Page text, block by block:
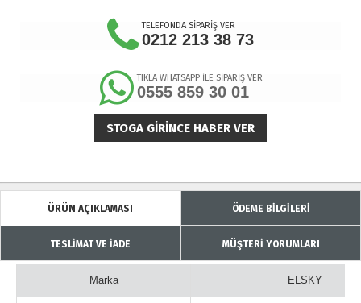
TELEFONDA SİPARİŞ VER
0212 213 38 73
TIKLA WHATSAPP İLE SİPARİŞ VER
0555 859 30 01
STOGA GIRINCE HABER VER
ÜRÜN AÇIKLAMASI ÖDEME BİLGİLERİ
TESLİMAT VE İADE MÜŞTERİ YORUMLARI
Marka ELSKY